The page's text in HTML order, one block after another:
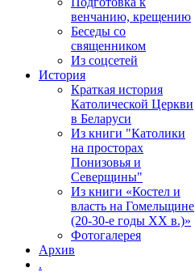
венчанию, крещению
Беседы со
священником
Из соцсетей
История
Краткая история
Католической Церкви
в Беларуси
Из книги "Католики
на просторах
Понизовья и
Северщины"
Из книги «Костел и
власть на Гомельщине
(20-30-е годы ХХ в.)»
Фотогалерея
Архив
.